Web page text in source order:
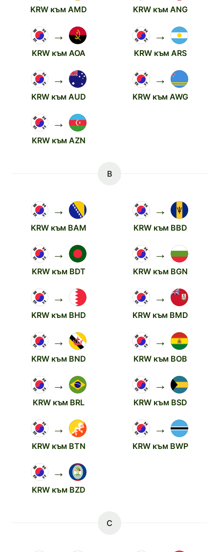
KRW към AMD KRW към ANG
→
KRW към AOA
→
KRW към ARS
→
KRW към AUD
→
KRW към AWG
→
KRW към AZN
B
→
KRW към BAM
→
KRW към BBD
→
KRW към BDT
→
KRW към BGN
→
KRW към BHD
→
KRW към BMD
→
KRW към BND
→
KRW към BOB
→
KRW към BRL
→
KRW към BSD
→
KRW към BTN
→
KRW към BWP
→
KRW към BZD
C